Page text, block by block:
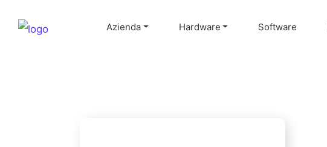
Main Navigation
Azienda Hardware Software